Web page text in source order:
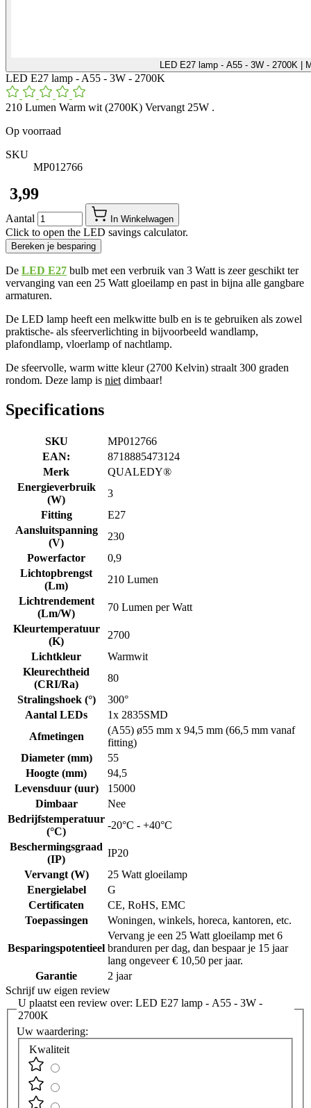
LED E27 lamp - A55 - 3W - 2700K |
LED E27 lamp - A55 - 3W - 2700K
210 Lumen Warm wit (2700K) Vervangt 25W .
Op voorraad
SKU
MP012766
​ 3,99
Aantal In Winkelwagen
Click to open the LED savings calculator.
Bereken je besparing
De LED E27 bulb met een verbruik van 3 Watt is zeer geschikt ter
vervanging van een 25 Watt gloeilamp en past in bijna alle gangbare
armaturen.
De LED lamp heeft een melkwitte bulb en is te gebruiken als zowel
praktische- als sfeerverlichting in bijvoorbeeld wandlamp,
plafondlamp, vloerlamp of nachtlamp.
De sfeervolle, warm witte kleur (2700 Kelvin) straalt 300 graden
rondom. Deze lamp is niet dimbaar!
Specifications
SKU
MP012766
EAN:
8718885473124
Merk
QUALEDY®
Energieverbruik
(W)
3
Fitting
E27
Aansluitspanning
(V)
230
Powerfactor
0,9
Lichtopbrengst
(Lm)
210 Lumen
Lichtrendement
(Lm/W)
70 Lumen per Watt
Kleurtemperatuur
(K)
2700
Lichtkleur
Warmwit
Kleurechtheid
(CRI/Ra)
80
Stralingshoek (°)
300°
Aantal LEDs
1x 2835SMD
Afmetingen
(A55) ø55 mm x 94,5 mm (66,5 mm vanaf
fitting)
Diameter (mm)
55
Hoogte (mm)
94,5
Levensduur (uur)
15000
Dimbaar
Nee
Bedrijfstemperatuur
(°C)
-20°C - +40°C
Beschermingsgraad
(IP)
IP20
Vervangt (W)
25 Watt gloeilamp
Energielabel
G
Certificaten
CE, RoHS, EMC
Toepassingen
Woningen, winkels, horeca, kantoren, etc.
Besparingspotentieel
Vervang je een 25 Watt gloeilamp met 6
branduren per dag, dan bespaar je 15 jaar
lang ongeveer € 10,50 per jaar.
Garantie
2 jaar
Schrijf uw eigen review
U plaatst een review over: LED E27 lamp - A55 - 3W -
2700K
Uw waardering:
Kwaliteit